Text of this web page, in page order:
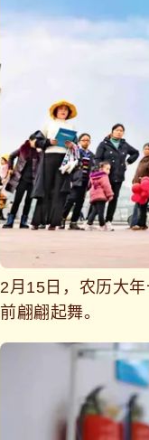
2月15日，农历大
前翩翩起舞。